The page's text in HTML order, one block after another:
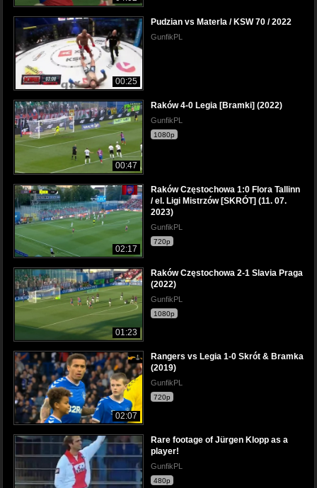
00:25
Pudzian vs Materla / KSW 70 / 2022
GunfikPL
00:47
Raków 4-0 Legia [Bramki] (2022)
GunfikPL
1080p
02:17
Raków Częstochowa 1:0 Flora Tallinn
/ el. Ligi Mistrzów [SKRÓT] (11. 07.
2023)
GunfikPL
720p
01:23
Raków Częstochowa 2-1 Slavia Praga
(2022)
GunfikPL
1080p
02:07
Rangers vs Legia 1-0 Skrót & Bramka
(2019)
GunfikPL
720p
Rare footage of Jürgen Klopp as a
player!
GunfikPL
480p